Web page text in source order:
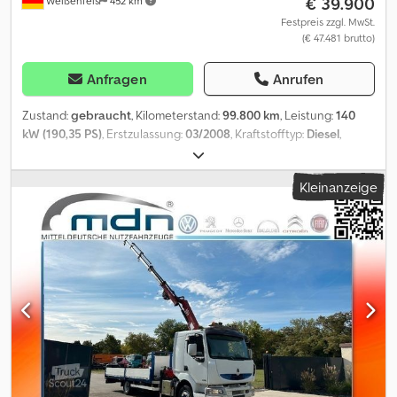
Festpreis zzgl. MwSt.
(€ 47.481 brutto)
Anfragen Anrufen
Zustand:gebraucht, Kilometerstand:99.800 km, Leistung:140
kW (190,35 PS) , Erstzulassung:03/2008 , Kraftstofftyp: Diesel
, Achsen-Konfiguration:
Farbe:Weiß, Getriebetyp:mechanisch, Emissionsklasse:Euro4,
Ausstattung:ABS, Klimaanlage, Rußfilter
, Int-Nr.: 269 Renault
Midlum mit SAUG- DRUCK- KOMBI- AUFBAU * Renault * Midlum
190 -7 * 4x2 Radformel * Schaltgetriebe * zulä 10000kg * RIONED
KOMBI * Vakuumpumpe Battioni Pagani WPT 480 *
Hochdruckpumpe Speck P55/128 -180G max 160bar *
Frischwassertank 1000L * Schlammkammer 2000L * 1.Hand
Dkodpfeylru Nex Aahsr * sehr guter Zustand * MWST.ausweisbar!!!
Inzahlungnahme möglich Finanzierung ab 4,99% Irrtümer und
Zwischenverkauf vorbehalten! Die Angaben in dieser Anzeige
sind unverbindliche Beschreibungen und dienen nicht als
zugesicherte Eigenschaften. Der Verkäufer übernimmt keine
Kleinanzeige